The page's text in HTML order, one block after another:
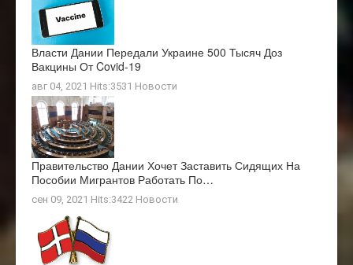
Власти Дании Передали Украине 500 Тысяч Доз
Вакцины От Covid-19
авг 04, 2021 Hits:3531 Новости
Правительство Дании Хочет Заставить Сидящих На
Пособии Мигрантов Работать По…
сен 09, 2021 Hits:3422 Новости